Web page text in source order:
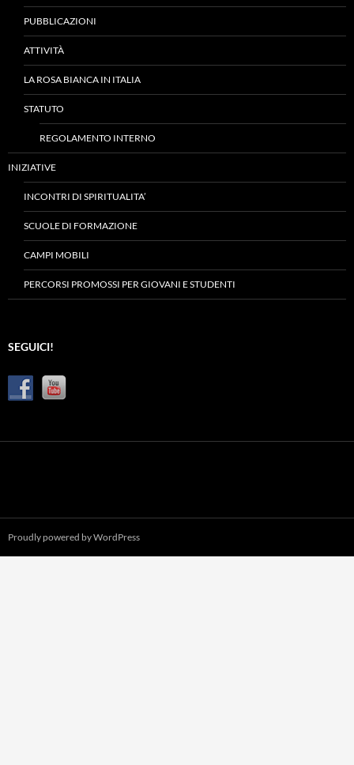
PUBBLICAZIONI
ATTIVITÀ
LA ROSA BIANCA IN ITALIA
STATUTO
REGOLAMENTO INTERNO
INIZIATIVE
INCONTRI DI SPIRITUALITA’
SCUOLE DI FORMAZIONE
CAMPI MOBILI
PERCORSI PROMOSSI PER GIOVANI E STUDENTI
SEGUICI!
Proudly powered by WordPress